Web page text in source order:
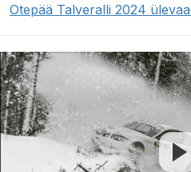
Otepää Talveralli 2024